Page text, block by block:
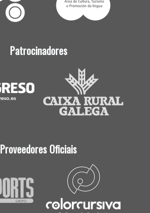
Patrocinadores
Proveedores Oficiais